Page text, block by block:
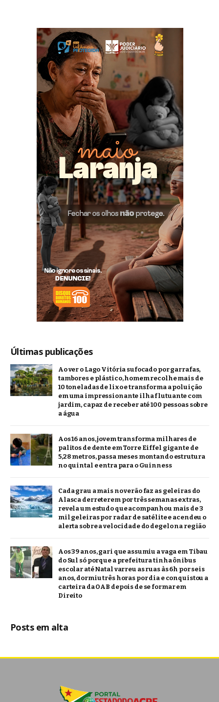
Últimas publicações
Ao ver o Lago Vitória sufocado por garrafas,
tambores e plástico, homem recolhe mais de
10 toneladas de lixo e transforma a poluição
em uma impressionante ilha flutuante com
jardim, capaz de receber até 100 pessoas sobre
a água
Aos 16 anos, jovem transforma milhares de
palitos de dente em Torre Eiffel gigante de
5,28 metros, passa meses montando estrutura
no quintal e entra para o Guinness
Cada grau a mais no verão faz as geleiras do
Alasca derreterem por três semanas extras,
revela um estudo que acompanhou mais de 3
mil geleiras por radar de satélite e acendeu o
alerta sobre a velocidade do degelo na região
Aos 39 anos, gari que assumiu a vaga em Tibau
do Sul só porque a prefeitura tinha ônibus
escolar até Natal varreu as ruas às 6h por seis
anos, dormiu três horas por dia e conquistou a
carteira da OAB depois de se formar em
Direito
Posts em alta